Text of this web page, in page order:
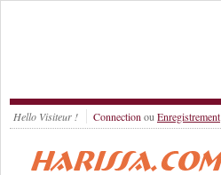
Hello Visiteur ! Connection ou Enregistrement